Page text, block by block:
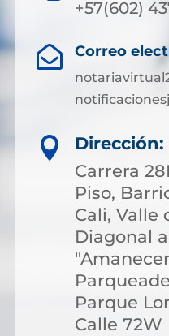
+57(602)
 Correo

Dirección:
Carrera
Piso,
Cali, Valle
Diagonal
Parque
Calle 72W